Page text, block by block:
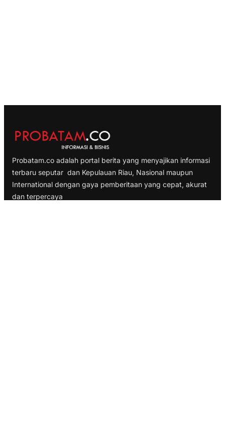
Probatam.co adalah portal berita yang menyajikan informasi
terbaru seputar dan Kepulauan Riau, Nasional maupun
International dengan gaya pemberitaan yang cepat, akurat
dan terpercaya